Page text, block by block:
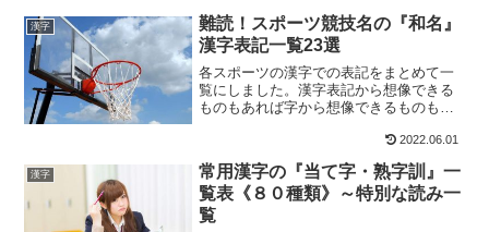
漢字
難読！スポーツ競技名の『和名』
漢字表記一覧23選
各スポーツの漢字での表記をまとめて一
覧にしました。漢字表記から想像できる
ものもあれば字から想像できるものもれ
2022.06.01
漢字
常用漢字の『当て字・熟字訓』一
覧表《８０種類》～特別な読み一
覧